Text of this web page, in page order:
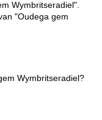
Wymbritseradiel".
"Oudega gem
Wymbritseradiel?